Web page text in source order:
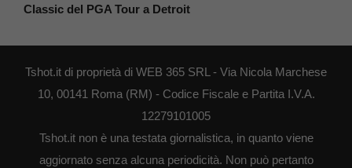
Classic del PGA Tour a Detroit
Tshot.it di proprietà di WEB 365 SRL - Via Nicola Marchese
10, 00141 Roma (RM) - Codice Fiscale e Partita I.V.A.
12279101005
Tshot.it non è una testata giornalistica, in quanto viene
aggiornato senza alcuna periodicità. Non può pertanto